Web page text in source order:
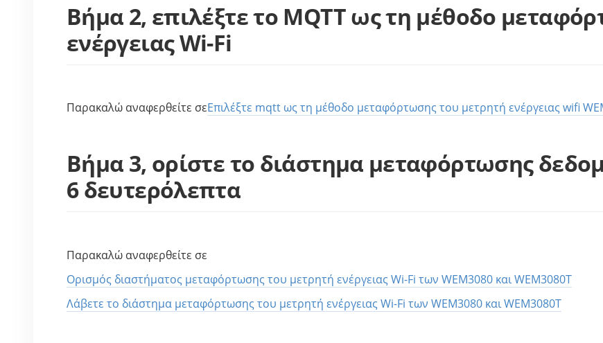
Βήμα 2, επιλέξτε το MQTT ως τη μέθοδο
ενέργειας Wi-Fi
Παρακαλώ αναφερθείτε σεΕπιλέξτε mqtt ως τη μέθοδο μεταφόρτωσης του μετρητή ενέργειας wifi
Βήμα 3, ορίστε το διάστημα μεταφόρτωσης
6 δευτερόλεπτα
Παρακαλώ αναφερθείτε σε
Ορισμός διαστήματος μεταφόρτωσης του μετρητή ενέργειας Wi-Fi των WEM3080 και WEM3080T
Λάβετε το διάστημα μεταφόρτωσης του μετρητή ενέργειας Wi-Fi των WEM3080 και WEM3080T